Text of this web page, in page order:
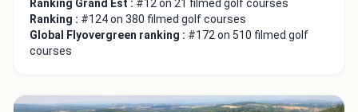
Ranking Grand Est : #12 on 21 filmed golf courses
Ranking : #124 on 380 filmed golf courses
Global Flyovergreen ranking : #172 on 510 filmed golf
courses